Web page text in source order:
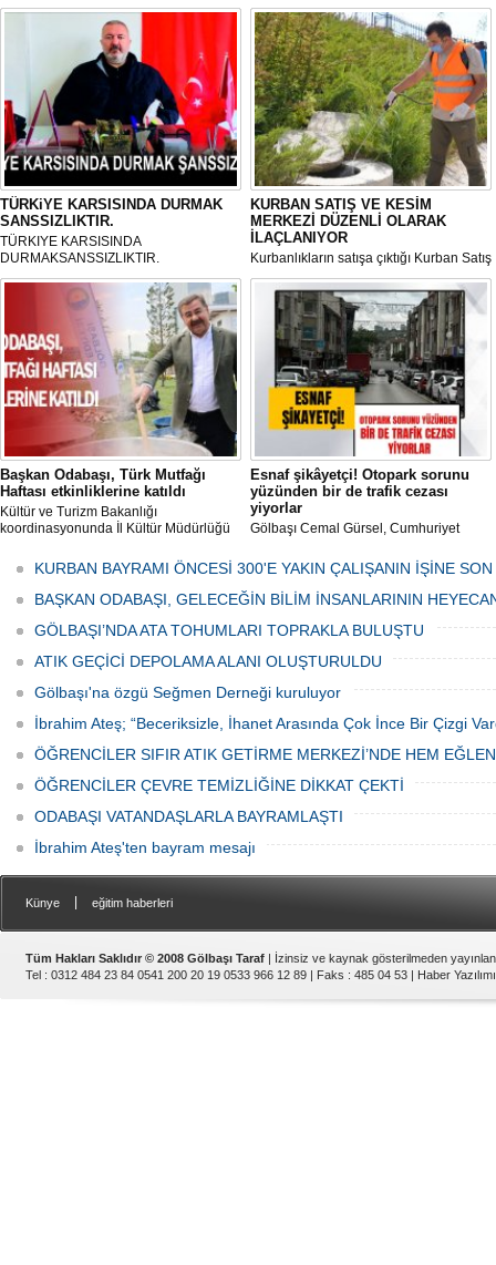
TÜRKiYE KARSISINDA DURMAK
SANSSIZLIKTIR.
TÜRKIYE KARSISINDA
DURMAKSANSSIZLIKTIR.
KURBAN SATIŞ VE KESİM
MERKEZİ DÜZENLİ OLARAK
İLAÇLANIYOR
Kurbanlıkların satışa çıktığı Kurban Satış
ve Kesim Merkezi, haşere ve
mikropların önüne geçilmesi amacıyla
her gün Gölbaşı Belediyesi ekipleri
tarafından düzenli olarak ilaçlanıyor.
Başkan Odabaşı, Türk Mutfağı
Haftası etkinliklerine katıldı
Kültür ve Turizm Bakanlığı
koordinasyonunda İl Kültür Müdürlüğü
Haftası" etkinlikleri Ankara'da devam
ediyor.
Esnaf şikâyetçi! Otopark sorunu
yüzünden bir de trafik cezası
yiyorlar
Gölbaşı Cemal Gürsel, Cumhuriyet
bulunan esnaf ve alışverişe gelen
vatandaşlar park cezaları yüzünden
canından bezdi.
KURBAN BAYRAMI ÖNCESİ 300'E YAKIN ÇALIŞANIN İŞİNE
BAŞKAN ODABAŞI, GELECEĞİN BİLİM İNSANLARININ
GÖLBAŞI’NDA ATA TOHUMLARI TOPRAKLA BULUŞTU
ATIK GEÇİCİ DEPOLAMA ALANI OLUŞTURULDU
Gölbaşı'na özgü Seğmen Derneği kuruluyor
İbrahim Ateş; “Beceriksizle, İhanet Arasında Çok İnce Bir Çizgi
ÖĞRENCİLER SIFIR ATIK GETİRME MERKEZİ’NDE HEM
ÖĞRENCİLER ÇEVRE TEMİZLİĞİNE DİKKAT ÇEKTİ
ODABAŞI VATANDAŞLARLA BAYRAMLAŞTI
İbrahim Ateş'ten bayram mesajı
Künye eğitim haberleri
Tüm Hakları Saklıdır © 2008 Gölbaşı Taraf | İzinsiz ve kaynak gösterilmeden
Tel : 0312 484 23 84 0541 200 20 19 0533 966 12 89 | Faks : 485 04 53 | Haber Yazılımı